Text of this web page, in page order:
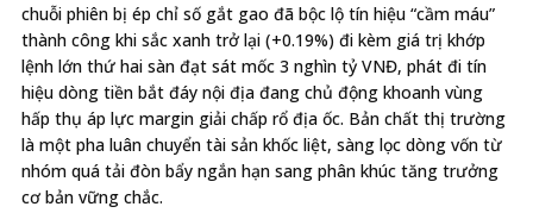
chuỗi phiên bị ép chỉ số gắt gao đã bộc lộ tín hiệu “cầm máu”
thành công khi sắc xanh trở lại (+0.19%) đi kèm giá trị khớp
lệnh lớn thứ hai sàn đạt sát mốc 3 nghìn tỷ VNĐ, phát đi tín
hiệu dòng tiền bắt đáy nội địa đang chủ động khoanh vùng
hấp thụ áp lực margin giải chấp rổ địa ốc. Bản chất thị trường
là một pha luân chuyển tài sản khốc liệt, sàng lọc dòng vốn từ
nhóm quá tải đòn bẩy ngắn hạn sang phân khúc tăng trưởng
cơ bản vững chắc.